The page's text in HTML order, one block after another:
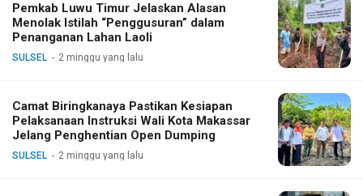
Pemkab Luwu Timur Jelaskan Alasan
Menolak Istilah “Penggusuran” dalam
Penanganan Lahan Laoli
SULSEL 2 minggu yang lalu
Camat Biringkanaya Pastikan Kesiapan
Pelaksanaan Instruksi Wali Kota Makassar
Jelang Penghentian Open Dumping
SULSEL 2 minggu yang lalu